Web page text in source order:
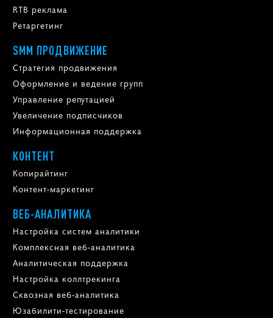
RTB реклама
Ретаргетинг
SMM ПРОДВИЖЕНИЕ
Стратегия продвижения
Оформление и ведение групп
Управление репутацией
Увеличение подписчиков
Информационная поддержка
КОНТЕНТ
Копирайтинг
Контент-маркетинг
ВЕБ-АНАЛИТИКА
Настройка систем аналитики
Комплексная веб-аналитика
Аналитическая поддержка
Настройка коллтрекинга
Сквозная веб-аналитика
Юзабилити-тестирование